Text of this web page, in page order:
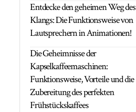
Entdecke den geheimen Weg des
Klangs: Die Funktionsweise von
Lautsprechern in Animationen!
Die Geheimnisse der
Kapselkaffeemaschinen:
Funktionsweise, Vorteile und die
Zubereitung des perfekten
Frühstückskaffees